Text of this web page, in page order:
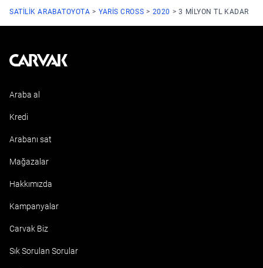
SATILIK ARABATOYOTA YARIS CROSS 2020 3 MILYON TL KADAR
Kavak
Araba al
Kredi
Arabanı sat
Mağazalar
Hakkımızda
Kampanyalar
Carvak Biz
Sık Sorulan Sorular